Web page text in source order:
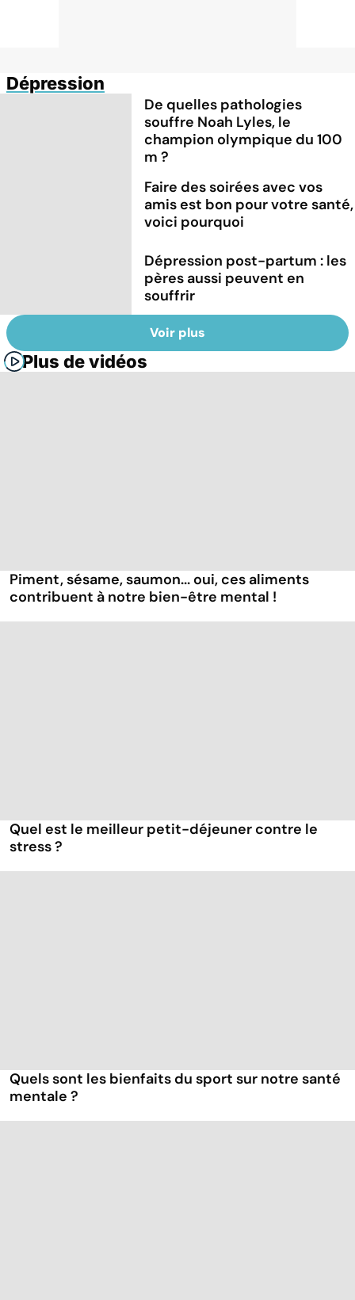
Dépression
De quelles pathologies
souffre Noah Lyles, le
champion olympique du 100
m ?
Faire des soirées avec vos
amis est bon pour votre santé,
voici pourquoi
Dépression post-partum : les
pères aussi peuvent en
souffrir
Voir plus
Plus de vidéos
Piment, sésame, saumon... oui, ces aliments
contribuent à notre bien-être mental !
Quel est le meilleur petit-déjeuner contre le
stress ?
Quels sont les bienfaits du sport sur notre santé
mentale ?